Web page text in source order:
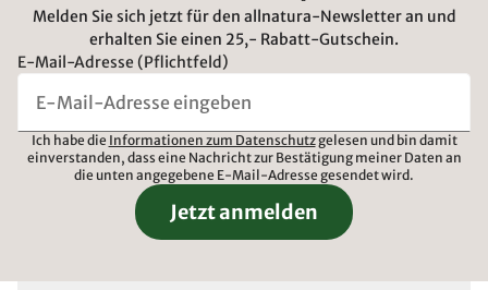
Melden Sie sich jetzt für den allnatura-Newsletter an und
erhalten Sie einen 25,- Rabatt-Gutschein.
E-Mail-Adresse (Pflichtfeld)
Ich habe die Informationen zum Datenschutzgelesen und bin damit
einverstanden, dass eine Nachricht zur Bestätigung meiner Daten an
die unten angegebene E-Mail-Adresse gesendet wird.
Jetzt anmelden